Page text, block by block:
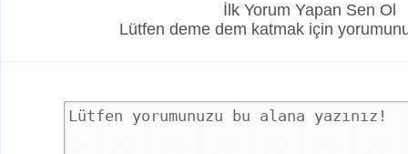
İlk Yorum Yapan Sen Ol
Lütfen deme dem katmak için